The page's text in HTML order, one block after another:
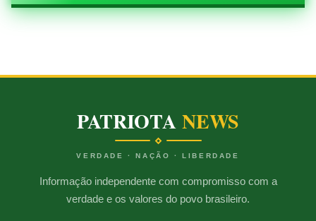
PATRIOTANEWS
VERDADE · NAÇÃO · LIBERDADE
Informação independente com compromisso com a
verdade e os valores do povo brasileiro.